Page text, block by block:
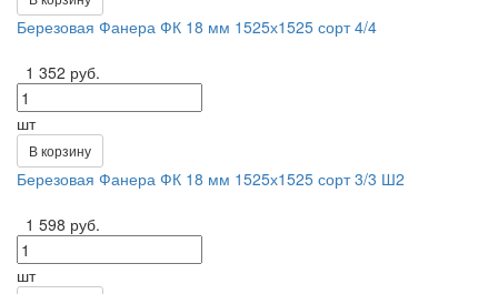
Березовая Фанера ФК 18 мм 1525х1525 сорт 4/4
1 352 руб.
шт
В корзину
Березовая Фанера ФК 18 мм 1525х1525 сорт 3/3 Ш2
1 598 руб.
шт